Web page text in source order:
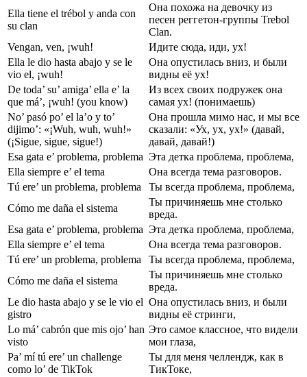
Ella tiene el trébol y anda con
su clan
Она похожа на девочку из
песен реггетон-группы Trebol
Clan.
Vengan, ven, ¡wuh!
Идите сюда, иди, ух!
Ella le dio hasta abajo y se le
vio el, ¡wuh!
Она опустилась вниз, и были
видны её ух!
De toda’ su’ amiga’ ella e’ la
que má’, ¡wuh! (you know)
Из всех своих подружек она
самая ух! (понимаешь)
No’ pasó po’ el la’o y to’
dijimo’: «¡Wuh, wuh, wuh!»
(¡Sigue, sigue, sigue!)
Она прошла мимо нас, и мы все
сказали: «Ух, ух, ух!» (давай,
давай, давай!)
Esa gata e’ problema, problema Эта детка проблема, проблема,
Ella siempre e’ el tema
Она всегда тема разговоров.
Tú ere’ un problema, problema
Ты всегда проблема, проблема,
Cómo me daña el sistema
Ты причиняешь мне столько
вреда.
Esa gata e’ problema, problema Эта детка проблема, проблема,
Ella siempre e’ el tema
Она всегда тема разговоров.
Tú ere’ un problema, problema
Ты всегда проблема, проблема,
Cómo me daña el sistema
Ты причиняешь мне столько
вреда.
Le dio hasta abajo y se le vio el
gistro
Она опустилась вниз, и были
видны её стринги,
Lo má’ cabrón que mis ojo’ han
visto
Это самое классное, что видели
мои глаза,
Pa’ mí tú ere’ un challenge
como lo’ de TikTok
Ты для меня челлендж, как в
ТикТоке,